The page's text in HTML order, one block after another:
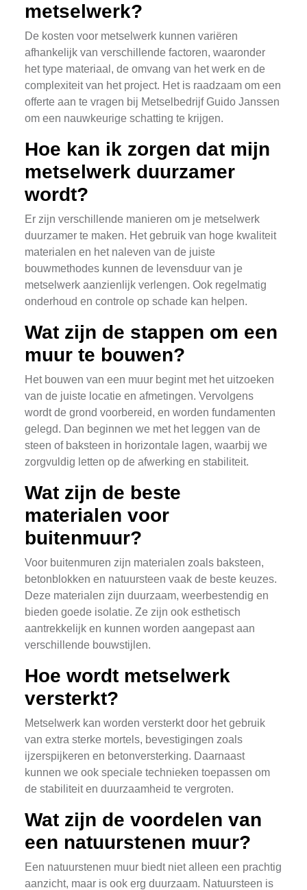
metselwerk?
De kosten voor metselwerk kunnen variëren
afhankelijk van verschillende factoren, waaronder
het type materiaal, de omvang van het werk en de
complexiteit van het project. Het is raadzaam om een
offerte aan te vragen bij Metselbedrijf Guido Janssen
om een nauwkeurige schatting te krijgen.
Hoe kan ik zorgen dat mijn
metselwerk duurzamer
wordt?
Er zijn verschillende manieren om je metselwerk
duurzamer te maken. Het gebruik van hoge kwaliteit
materialen en het naleven van de juiste
bouwmethodes kunnen de levensduur van je
metselwerk aanzienlijk verlengen. Ook regelmatig
onderhoud en controle op schade kan helpen.
Wat zijn de stappen om een
muur te bouwen?
Het bouwen van een muur begint met het uitzoeken
van de juiste locatie en afmetingen. Vervolgens
wordt de grond voorbereid, en worden fundamenten
gelegd. Dan beginnen we met het leggen van de
steen of baksteen in horizontale lagen, waarbij we
zorgvuldig letten op de afwerking en stabiliteit.
Wat zijn de beste
materialen voor
buitenmuur?
Voor buitenmuren zijn materialen zoals baksteen,
betonblokken en natuursteen vaak de beste keuzes.
Deze materialen zijn duurzaam, weerbestendig en
bieden goede isolatie. Ze zijn ook esthetisch
aantrekkelijk en kunnen worden aangepast aan
verschillende bouwstijlen.
Hoe wordt metselwerk
versterkt?
Metselwerk kan worden versterkt door het gebruik
van extra sterke mortels, bevestigingen zoals
ijzerspijkeren en betonversterking. Daarnaast
kunnen we ook speciale technieken toepassen om
de stabiliteit en duurzaamheid te vergroten.
Wat zijn de voordelen van
een natuurstenen muur?
Een natuurstenen muur biedt niet alleen een prachtig
aanzicht, maar is ook erg duurzaam. Natuursteen is